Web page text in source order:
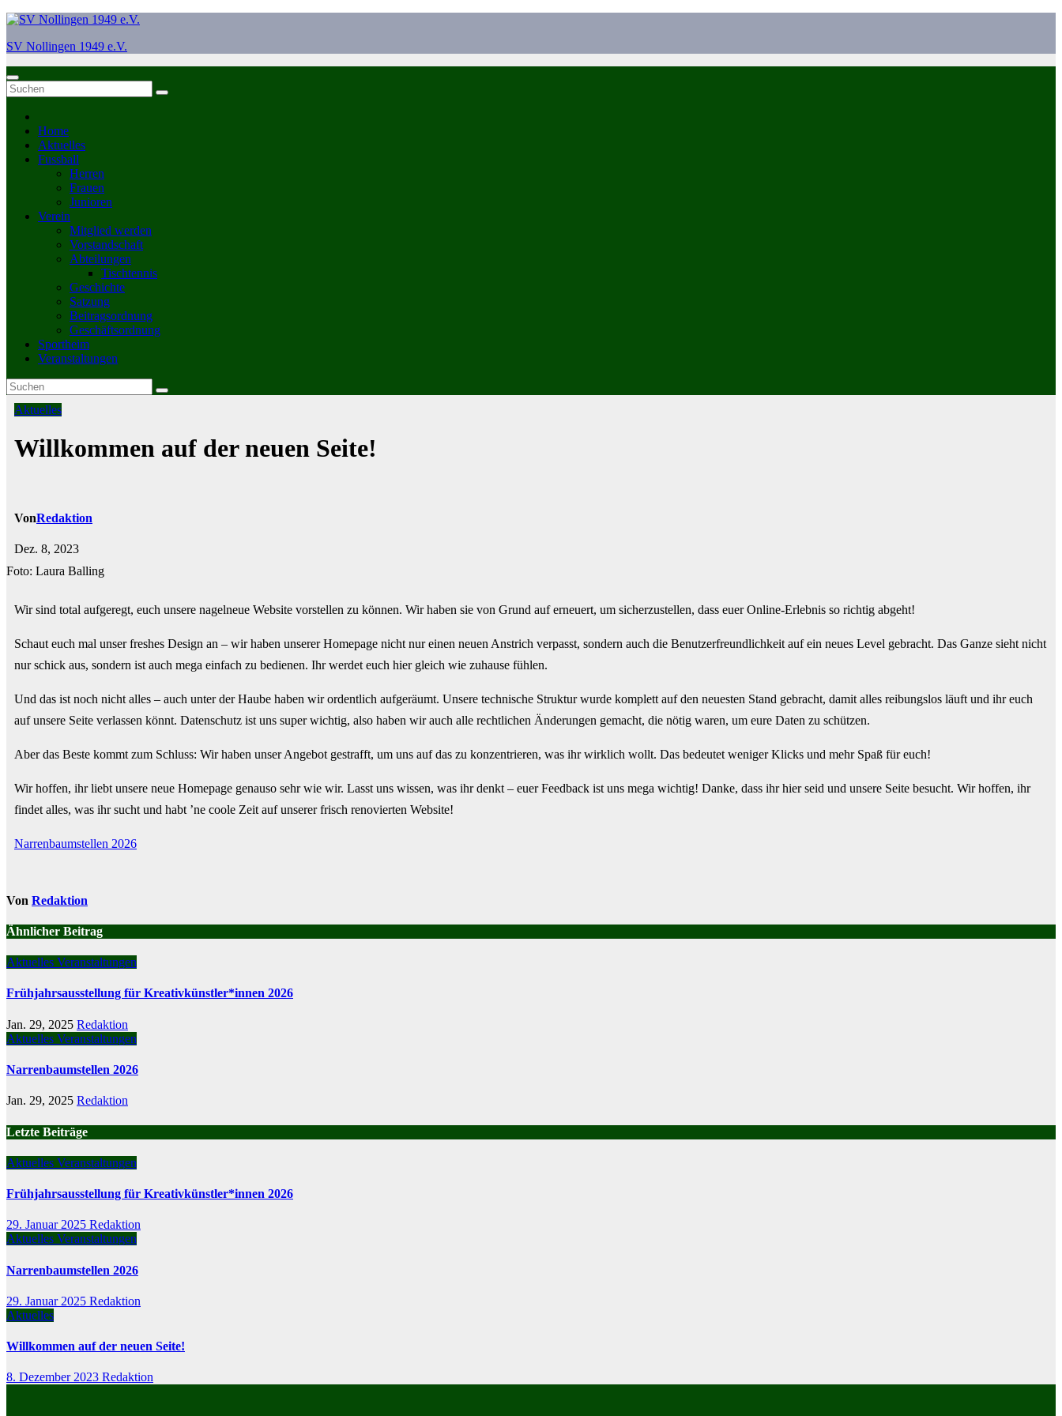
Zum
springen
SV Nollingen 1949 e.V.
Home
Aktuelles
Fussball
Herren
Frauen
Junioren
Verein
Mitglied werden
Vorstandschaft
Abteilungen
Tischtennis
Geschichte
Satzung
Beitragsordnung
Geschäftsordnung
Sportheim
Veranstaltungen
Aktuelles
Willkommen auf der neuen Seite!
VonRedaktion
Dez. 8, 2023
Foto: Laura Balling
Wir sind total aufgeregt, euch unsere nagelneue Website vorstellen zu können. Wir haben sie von Grund auf erneuert, um sicherzustellen, dass euer Online-Erlebnis so richtig abgeht!
Schaut euch mal unser freshes Design an – wir haben unserer Homepage nicht nur einen neuen Anstrich verpasst, sondern auch die Benutzerfreundlichkeit auf ein neues Level gebracht. Das Ganze sieht nicht
nur schick aus, sondern ist auch mega einfach zu bedienen. Ihr werdet euch hier gleich wie zuhause fühlen.
Und das ist noch nicht alles – auch unter der Haube haben wir ordentlich aufgeräumt. Unsere technische Struktur wurde komplett auf den neuesten Stand gebracht, damit alles reibungslos läuft und ihr euch
auf unsere Seite verlassen könnt. Datenschutz ist uns super wichtig, also haben wir auch alle rechtlichen Änderungen gemacht, die nötig waren, um eure Daten zu schützen.
Aber das Beste kommt zum Schluss: Wir haben unser Angebot gestrafft, um uns auf das zu konzentrieren, was ihr wirklich wollt. Das bedeutet weniger Klicks und mehr Spaß für euch!
Wir hoffen, ihr liebt unsere neue Homepage genauso sehr wie wir. Lasst uns wissen, was ihr denkt – euer Feedback ist uns mega wichtig! Danke, dass ihr hier seid und unsere Seite besucht. Wir hoffen, ihr
findet alles, was ihr sucht und habt ’ne coole Zeit auf unserer frisch renovierten Website!
Beitragsnavigation
Narrenbaumstellen 2026
Von Redaktion
Ähnlicher Beitrag
Aktuelles Veranstaltungen
Frühjahrsausstellung für Kreativkünstler*innen 2026
Jan. 29, 2025 Redaktion
Aktuelles Veranstaltungen
Narrenbaumstellen 2026
Jan. 29, 2025 Redaktion
Letzte Beiträge
Aktuelles Veranstaltungen
Frühjahrsausstellung für Kreativkünstler*innen 2026
29. Januar 2025 Redaktion
Aktuelles Veranstaltungen
Narrenbaumstellen 2026
29. Januar 2025 Redaktion
Aktuelles
Willkommen auf der neuen Seite!
8. Dezember 2023 Redaktion